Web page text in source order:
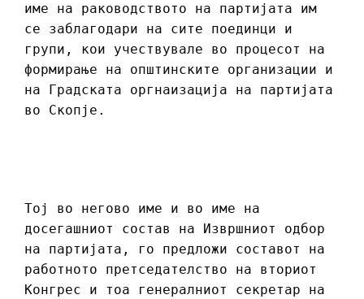
име на раководството на партијата им
се заблагодари на сите поединци и
групи, кои учествувале во процесот на
формирање на општинските организации и
на Градската оргнаизација на партијата
во Скопје.
Тој во негово име и во име на
досегашниот состав на Извршниот одбор
на партијата, го предложи составот на
работното претседателство на вториот
Конгрес и тоа генералниот секретар на